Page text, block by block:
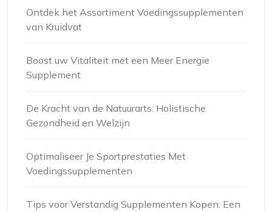
Ontdek het Assortiment Voedingssupplementen
van Kruidvat
Boost uw Vitaliteit met een Meer Energie
Supplement
De Kracht van de Natuurarts: Holistische
Gezondheid en Welzijn
Optimaliseer Je Sportprestaties Met
Voedingssupplementen
Tips voor Verstandig Supplementen Kopen: Een